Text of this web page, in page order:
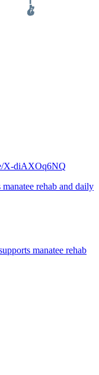
X-diAXOq6NQ
rehab and daily
manatee rehab